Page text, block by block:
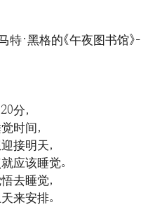
特·黑格的《午夜图书馆》-
分，
时间，
接明天，
应该睡觉。
去睡觉，
来安排。